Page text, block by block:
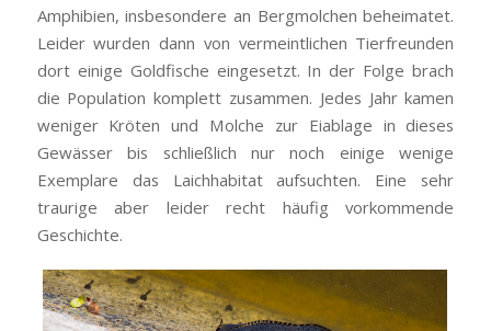
Amphibien, insbesondere an Bergmolchen beheimatet.
Leider wurden dann von vermeintlichen Tierfreunden
dort einige Goldfische eingesetzt. In der Folge brach
die Population komplett zusammen. Jedes Jahr kamen
weniger Kröten und Molche zur Eiablage in dieses
Gewässer bis schließlich nur noch einige wenige
Exemplare das Laichhabitat aufsuchten. Eine sehr
traurige aber leider recht häufig vorkommende
Geschichte.